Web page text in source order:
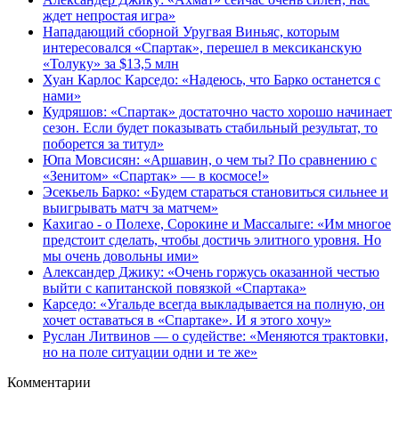
ждет непростая игра»
Нападающий сборной Уругвая Виньяс, которым
интересовался «Спартак», перешел в мексиканскую
«Толуку» за $13,5 млн
Хуан Карлос Карседо: «Надеюсь, что Барко останется с
нами»
Кудряшов: «Спартак» достаточно часто хорошо начинает
сезон. Если будет показывать стабильный результат, то
поборется за титул»
Юпа Мовсисян: «Аршавин, о чем ты? По сравнению с
«Зенитом» «Спартак» — в космосе!»
Эсекьель Барко: «Будем стараться становиться сильнее и
выигрывать матч за матчем»
Кахигао - о Полехе, Сорокине и Массалыге: «Им многое
предстоит сделать, чтобы достичь элитного уровня. Но
мы очень довольны ими»
Александер Джику: «Очень горжусь оказанной честью
выйти с капитанской повязкой «Спартака»
Карседо: «Угальде всегда выкладывается на полную, он
хочет оставаться в «Спартаке». И я этого хочу»
Руслан Литвинов — о судействе: «Меняются трактовки,
но на поле ситуации одни и те же»
Комментарии